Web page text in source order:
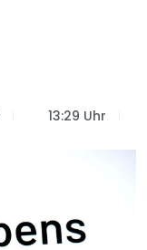
13:29 Uhr